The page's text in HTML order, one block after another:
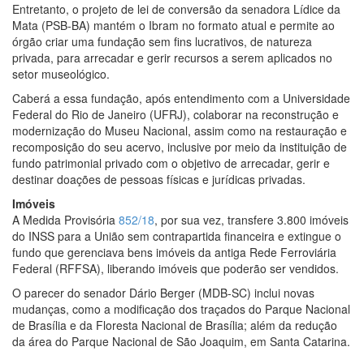
Entretanto, o projeto de lei de conversão da senadora Lídice da
Mata (PSB-BA) mantém o Ibram no formato atual e permite ao
órgão criar uma fundação sem fins lucrativos, de natureza
privada, para arrecadar e gerir recursos a serem aplicados no
setor museológico.
Caberá a essa fundação, após entendimento com a Universidade
Federal do Rio de Janeiro (UFRJ), colaborar na reconstrução e
modernização do Museu Nacional, assim como na restauração e
recomposição do seu acervo, inclusive por meio da instituição de
fundo patrimonial privado com o objetivo de arrecadar, gerir e
destinar doações de pessoas físicas e jurídicas privadas.
Imóveis
A Medida Provisória 852/18, por sua vez, transfere 3.800 imóveis
do INSS para a União sem contrapartida financeira e extingue o
fundo que gerenciava bens imóveis da antiga Rede Ferroviária
Federal (RFFSA), liberando imóveis que poderão ser vendidos.
O parecer do senador Dário Berger (MDB-SC) inclui novas
mudanças, como a modificação dos traçados do Parque Nacional
de Brasília e da Floresta Nacional de Brasília; além da redução
da área do Parque Nacional de São Joaquim, em Santa Catarina.